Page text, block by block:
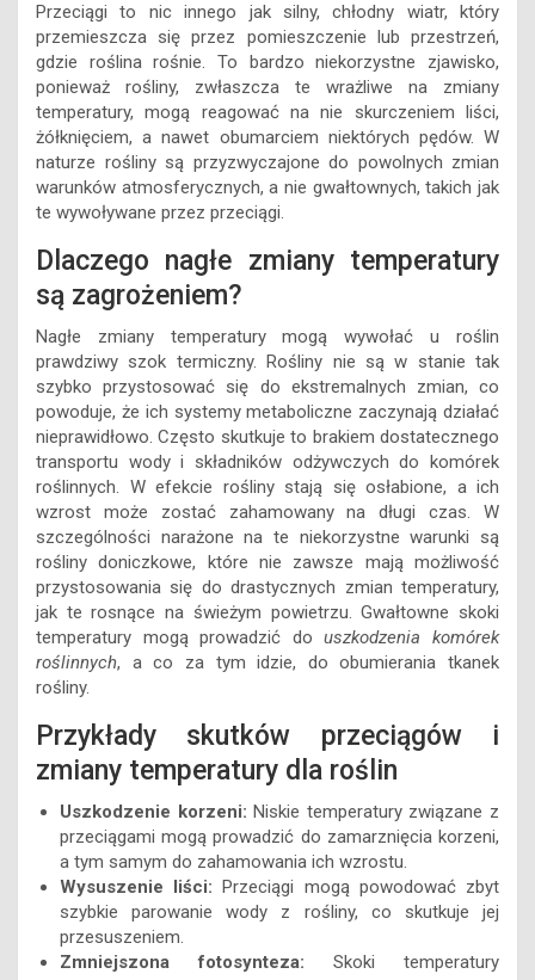
Przeciągi to nic innego jak silny, chłodny wiatr, który
przemieszcza się przez pomieszczenie lub przestrzeń,
gdzie roślina rośnie. To bardzo niekorzystne zjawisko,
ponieważ rośliny, zwłaszcza te wrażliwe na zmiany
temperatury, mogą reagować na nie skurczeniem liści,
żółknięciem, a nawet obumarciem niektórych pędów. W
naturze rośliny są przyzwyczajone do powolnych zmian
warunków atmosferycznych, a nie gwałtownych, takich jak
te wywoływane przez przeciągi.
Dlaczego nagłe zmiany temperatury
są zagrożeniem?
Nagłe zmiany temperatury mogą wywołać u roślin
prawdziwy szok termiczny. Rośliny nie są w stanie tak
szybko przystosować się do ekstremalnych zmian, co
powoduje, że ich systemy metaboliczne zaczynają działać
nieprawidłowo. Często skutkuje to brakiem dostatecznego
transportu wody i składników odżywczych do komórek
roślinnych. W efekcie rośliny stają się osłabione, a ich
wzrost może zostać zahamowany na długi czas. W
szczególności narażone na te niekorzystne warunki są
rośliny doniczkowe, które nie zawsze mają możliwość
przystosowania się do drastycznych zmian temperatury,
jak te rosnące na świeżym powietrzu. Gwałtowne skoki
temperatury mogą prowadzić douszkodzenia komórek
roślinnych, a co za tym idzie, do obumierania tkanek
rośliny.
Przykłady skutków przeciągów i
zmiany temperatury dla roślin
Uszkodzenie korzeni: Niskie temperatury związane z
przeciągami mogą prowadzić do zamarznięcia korzeni,
a tym samym do zahamowania ich wzrostu.
Wysuszenie liści: Przeciągi mogą powodować zbyt
szybkie parowanie wody z rośliny, co skutkuje jej
przesuszeniem.
Zmniejszona fotosynteza: Skoki temperatury